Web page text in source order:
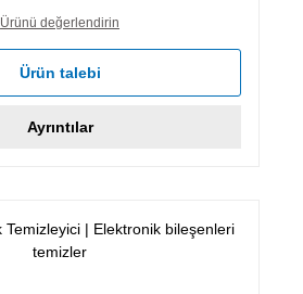
Ürünü değerlendirin
Ürün talebi
Ayrıntılar